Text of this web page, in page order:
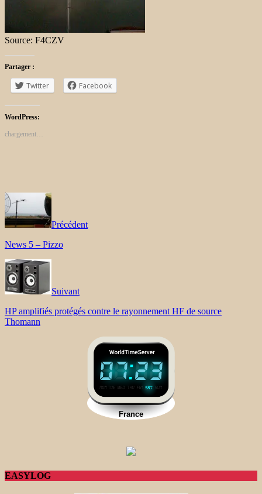
Source: F4CZV
Partager :
Twitter Facebook
WordPress:
chargement…
Précédent
News 5 – Pizzo
Suivant
HP amplifiés protégés contre le rayonnement HF de source
Thomann
EASYLOG